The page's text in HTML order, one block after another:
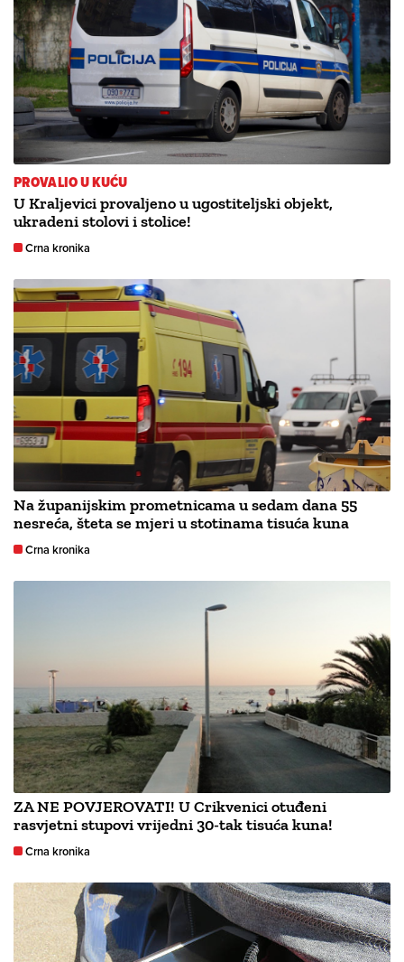
PROVALIO U KUĆU
U Kraljevici provaljeno u ugostiteljski objekt,
ukradeni stolovi i stolice!
Crna kronika
Na županijskim prometnicama u sedam dana 55
nesreća, šteta se mjeri u stotinama tisuća kuna
Crna kronika
ZA NE POVJEROVATI! U Crikvenici otuđeni
rasvjetni stupovi vrijedni 30-tak tisuća kuna!
Crna kronika